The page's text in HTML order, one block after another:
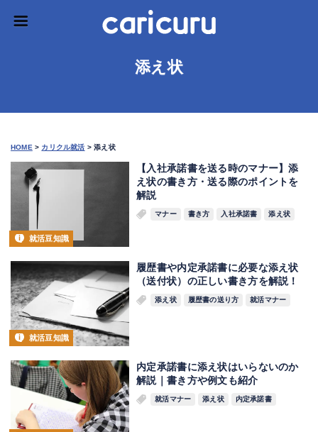
添え状
HOME > カリクル就活 >添え状
就活豆知識
【入社承諾書を送る時のマナー】添
え状の書き方・送る際のポイントを
解説
マナー 書き方 入社承諾書 添え状
就活豆知識
履歴書や内定承諾書に必要な添え状
（送付状）の正しい書き方を解説！
添え状 履歴書の送り方 就活マナー
内定承諾書に添え状はいらないのか
解説｜書き方や例文も紹介
就活マナー 添え状 内定承諾書